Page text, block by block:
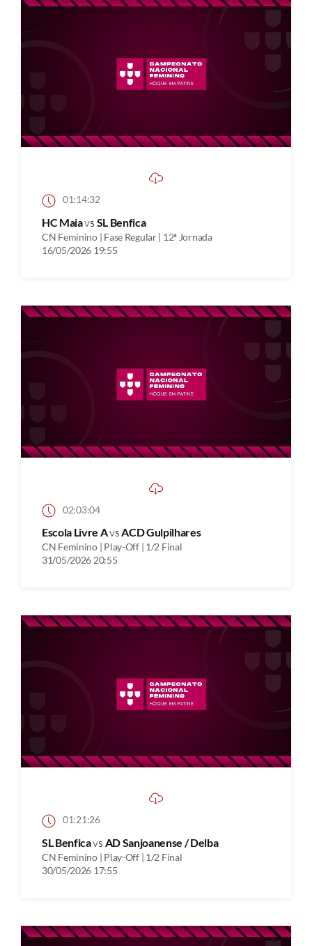
01:14:32
HC Maiavs SL Benfica
CN Feminino | Fase Regular | 12ª Jornada
16/05/2026 19:55
02:03:04
Escola Livre AvsACD Gulpilhares
CN Feminino | Play-Off | 1/2 Final
31/05/2026 20:55
01:21:26
SL Benficavs AD Sanjoanense / Delba
CN Feminino | Play-Off | 1/2 Final
30/05/2026 17:55